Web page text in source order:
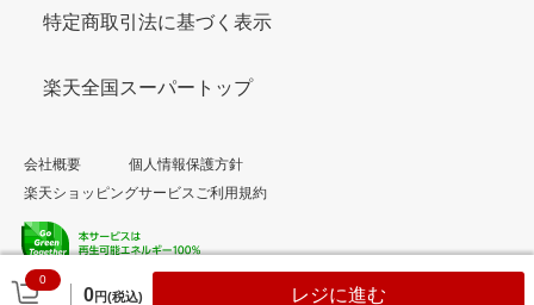
0
0円(税込) レジに進む
特定商取引法に基づく表示
楽天全国スーパートップ
会社概要
個人情報保護方針
楽天ショッピングサービスご利用規約
© Rakuten Group, Inc.